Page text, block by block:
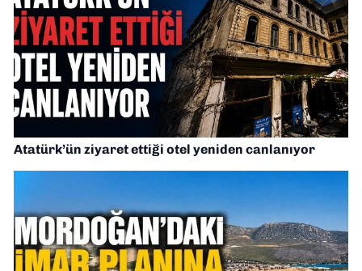
Atatürk’ün ziyaret ettiği otel yeniden canlanıyor